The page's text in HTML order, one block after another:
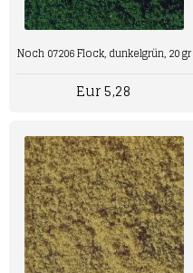
Noch 07206 Flock, dunkelgrün, 20 gr
Eur 5,28